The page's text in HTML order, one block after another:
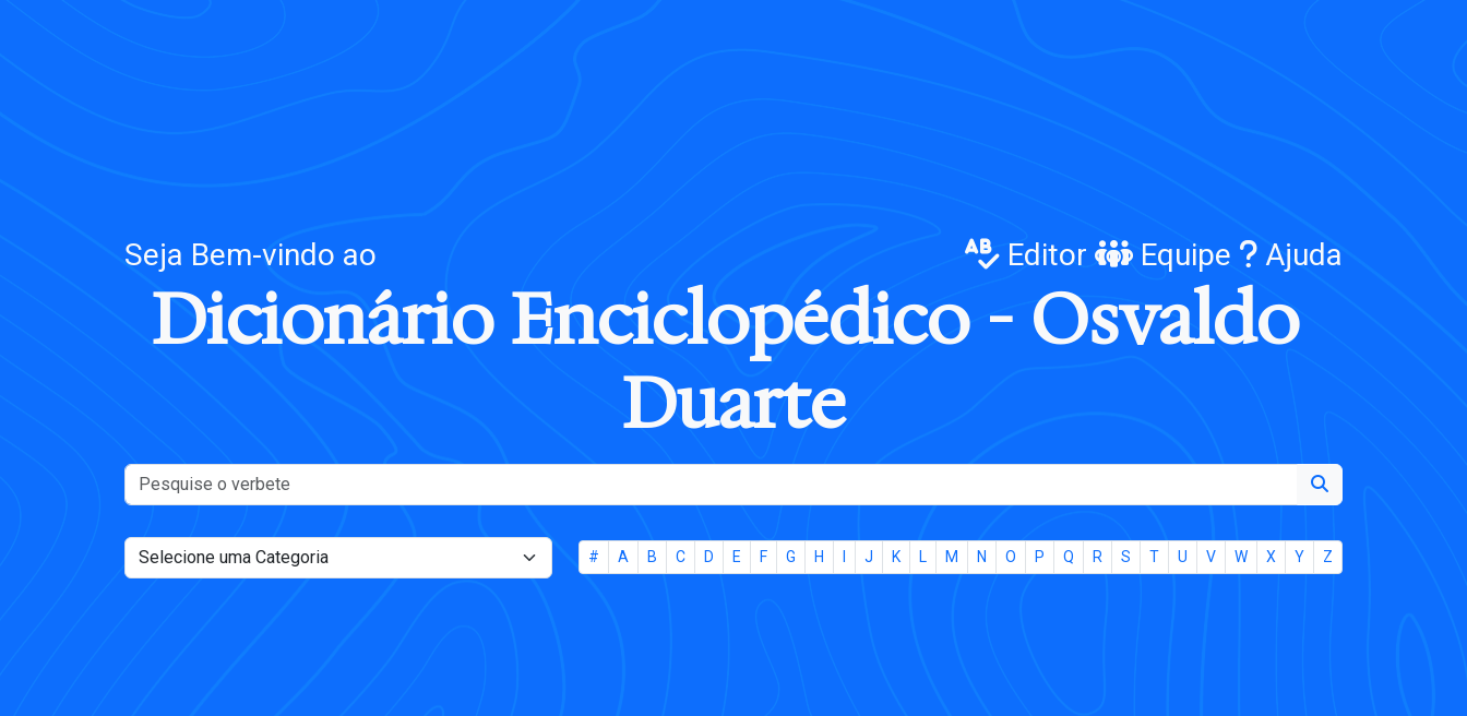
Seja Bem-vindo ao Editor Equipe Ajuda
Dicionário Enciclopédico - Osvaldo
Duarte
# A B C D E F G H J K L M N O P Q R S T U V W X Y Z